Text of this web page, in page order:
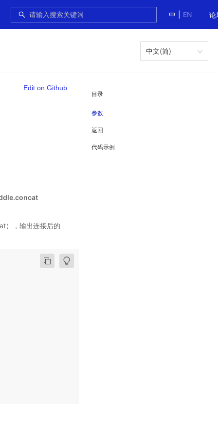
中 EN 论
中文(简)
目录
参数
返回
代码示例
Edit on Github
），输出连接后的